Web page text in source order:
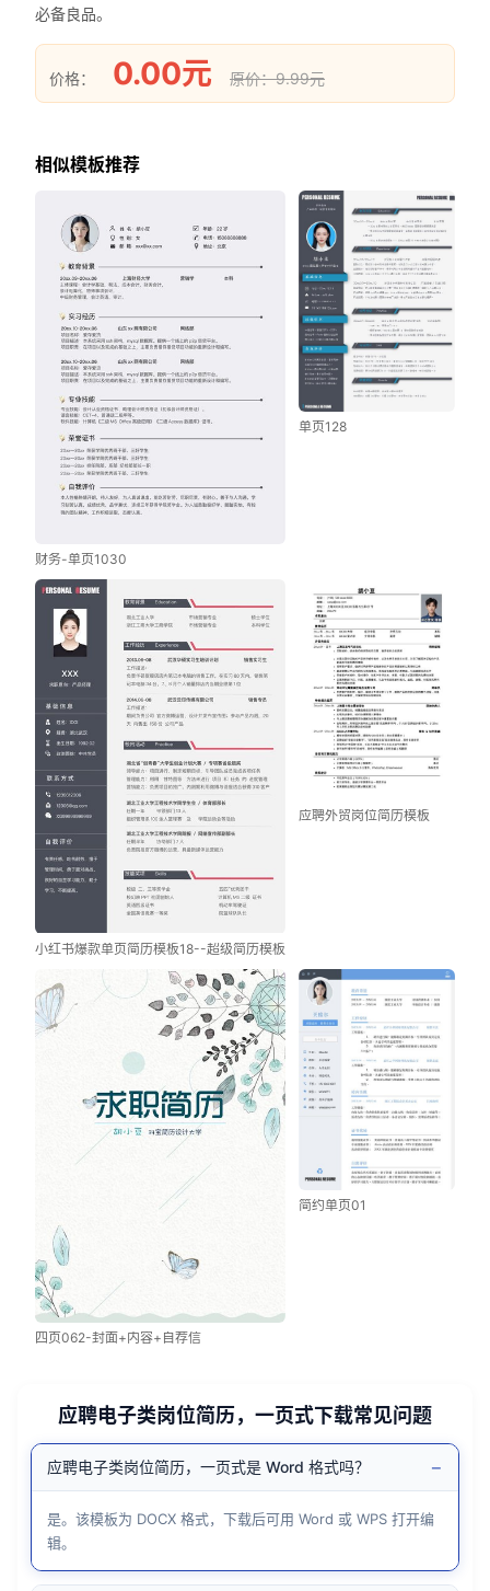
必备良品。
价格： 0.00元 原价：9.99元
相似模板推荐
财务-单页1030
单页128
小红书爆款单页简历模板18--超级简历模板
应聘外贸岗位简历模板
四页062-封面+内容+自荐信
简约单页01
应聘电子类岗位简历，一页式下载常见问题
应聘电子类岗位简历，一页式是 Word 格式吗？ −
是。该模板为 DOCX 格式，下载后可用 Word 或 WPS 打开编
辑。